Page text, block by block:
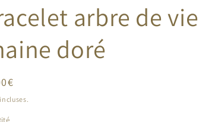
arbre de vie
doré